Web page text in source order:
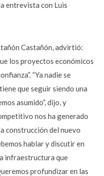
entrevista con Luis
Castañón, advirtió:
los proyectos económicos
“Ya nadie se
que seguir siendo una
asumido”, dijo, y
nos ha generado
construcción del nuevo
hablar y discutir en
infraestructura que
profundizar en las